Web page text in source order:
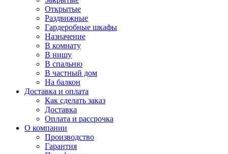
Открытые
Раздвижные
Гардеробные шкафы
Назначение
В комнату
В нишу
В спальню
В частный дом
На балкон
Доставка и оплата
Как сделать заказ
Доставка
Оплата и рассрочка
О компании
Производство
Гарантия